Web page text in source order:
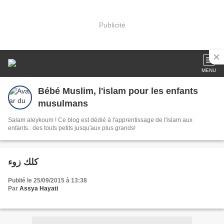
Publicité
MENU
Bébé Muslim, l'islam pour les enfants
musulmans
Salam aleykoum ! Ce blog est dédié à l'apprentissage de l'islam aux
enfants.. des touts petits jusqu'aux plus grands!
كلك زوء
Publié le 25/09/2015 à 13:38
Par Assya Hayati